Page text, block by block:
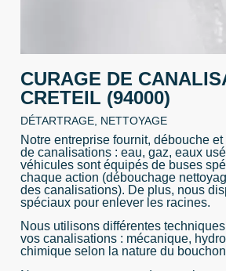
CURAGE DE
CRETEIL (94000)
DÉTARTRAGE, NETTOYAGE
Notre entreprise fournit, débouche
de canalisations : eau, gaz, eaux
véhicules sont équipés de buses
chaque action (débouchage
des canalisations). De plus, nous
spéciaux pour enlever les racines.
Nous utilisons différentes
vos canalisations : mécanique,
chimique selon la nature du